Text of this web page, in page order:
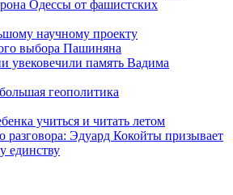
Одессы от фашистских
научному проекту
выбора Пашиняна
память Вадима
геополитика
учиться и читать летом
разговора: Эдуард Кокойты призывает
единству